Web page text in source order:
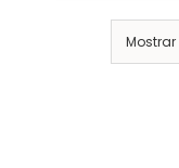
Mostrar